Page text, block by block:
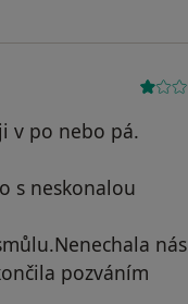
v po nebo pá.
s neskonalou
nás
pozváním